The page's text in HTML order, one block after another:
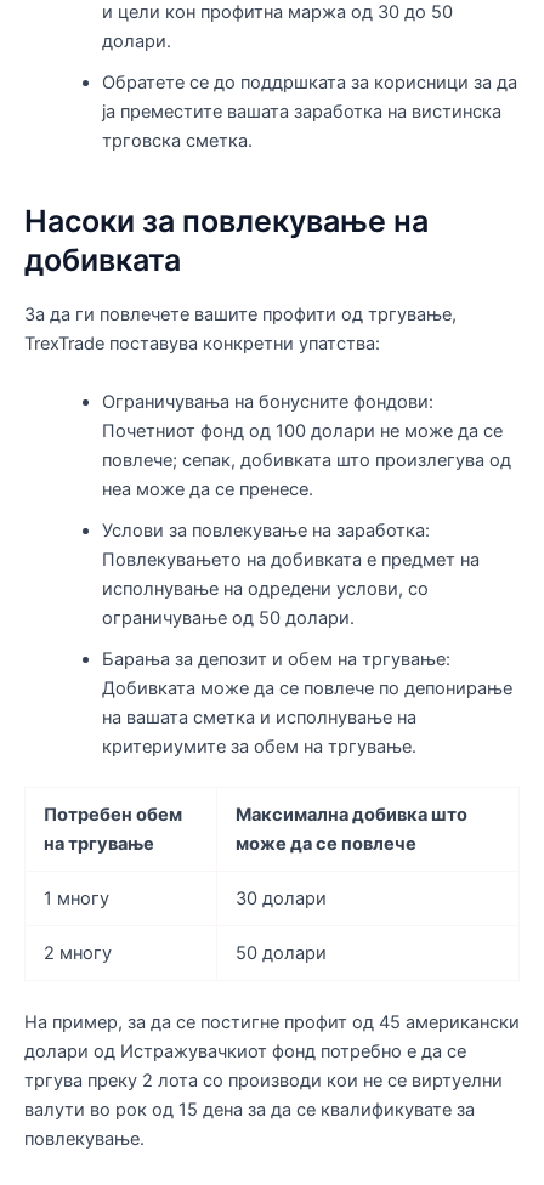
и цели кон профитна маржа од 30 до 50
долари.
Обратете се до поддршката за корисници за да
ја преместите вашата заработка на вистинска
трговска сметка.
Насоки за повлекување на
добивката
За да ги повлечете вашите профити од тргување,
TrexTrade поставува конкретни упатства:
Ограничувања на бонусните фондови:
Почетниот фонд од 100 долари не може да се
повлече; сепак, добивката што произлегува од
неа може да се пренесе.
Услови за повлекување на заработка:
Повлекувањето на добивката е предмет на
исполнување на одредени услови, со
ограничување од 50 долари.
Барања за депозит и обем на тргување:
Добивката може да се повлече по депонирање
на вашата сметка и исполнување на
критериумите за обем на тргување.
Потребен обем
на тргување
Максимална добивка што
може да се повлече
1 многу 30 долари
2 многу 50 долари
На пример, за да се постигне профит од 45 американски
долари од Истражувачкиот фонд потребно е да се
тргува преку 2 лота со производи кои не се виртуелни
валути во рок од 15 дена за да се квалификувате за
повлекување.